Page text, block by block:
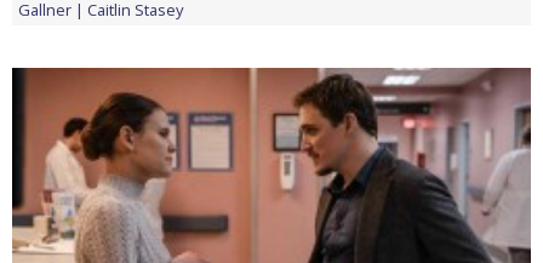
Gallner
Caitlin Stasey